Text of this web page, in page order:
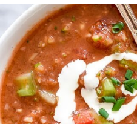
Subterms
Latest
stories